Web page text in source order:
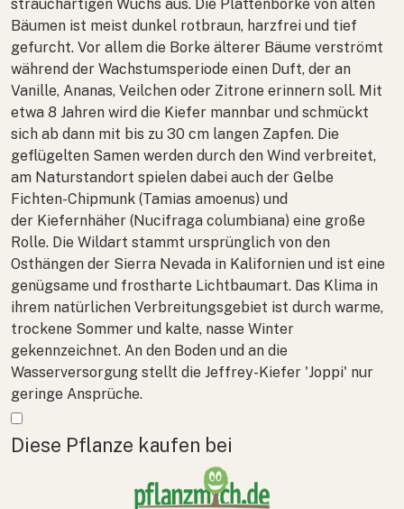
strauchartigen Wuchs aus. Die Plattenborke von alten
Bäumen ist meist dunkel rotbraun, harzfrei und tief
gefurcht. Vor allem die Borke älterer Bäume verströmt
während der Wachstumsperiode einen Duft, der an
Vanille, Ananas, Veilchen oder Zitrone erinnern soll. Mit
etwa 8 Jahren wird die Kiefer mannbar und schmückt
sich ab dann mit bis zu 30 cm langen Zapfen. Die
geflügelten Samen werden durch den Wind verbreitet,
am Naturstandort spielen dabei auch der Gelbe
Fichten-Chipmunk (Tamias amoenus) und
der Kiefernhäher (Nucifraga columbiana) eine große
Rolle. Die Wildart stammt ursprünglich von den
Osthängen der Sierra Nevada in Kalifornien und ist eine
genügsame und frostharte Lichtbaumart. Das Klima in
ihrem natürlichen Verbreitungsgebiet ist durch warme,
trockene Sommer und kalte, nasse Winter
gekennzeichnet. An den Boden und an die
Wasserversorgung stellt die Jeffrey-Kiefer 'Joppi' nur
geringe Ansprüche.
Mehr anzeigen
Diese Pflanze kaufen bei